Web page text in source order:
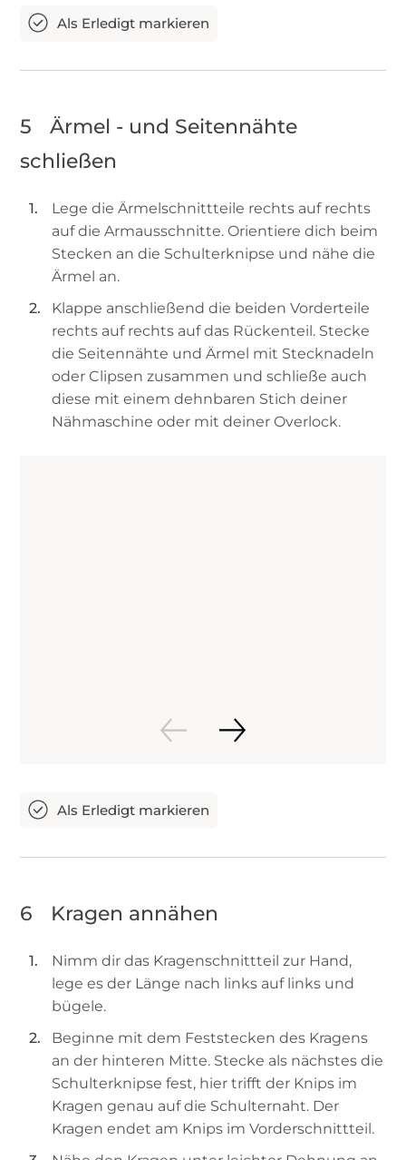
5
Ärmel - und Seitennähte
schließen
Lege die Ärmelschnittteile rechts auf rechts
auf die Armausschnitte. Orientiere dich beim
Stecken an die Schulterknipse und nähe die
Ärmel an.
Klappe anschließend die beiden Vorderteile
rechts auf rechts auf das Rückenteil. Stecke
die Seitennähte und Ärmel mit Stecknadeln
oder Clipsen zusammen und schließe auch
diese mit einem dehnbaren Stich deiner
Nähmaschine oder mit deiner Overlock.
6 Kragen annähen
Nimm dir das Kragenschnittteil zur Hand,
lege es der Länge nach links auf links und
bügele.
Beginne mit dem Feststecken des Kragens
an der hinteren Mitte. Stecke als nächstes die
Schulterknipse fest, hier trifft der Knips im
Kragen genau auf die Schulternaht. Der
Kragen endet am Knips im Vorderschnittteil.